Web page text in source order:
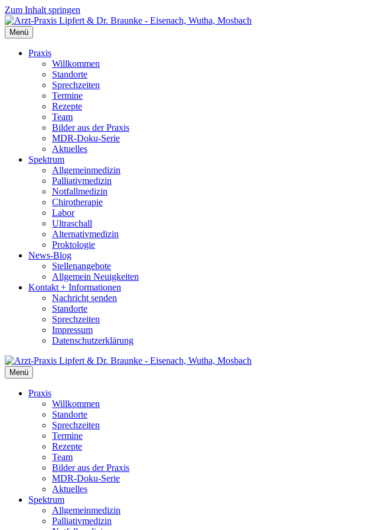
Zum Inhalt springen
Menü
Praxis
Willkommen
Standorte
Sprechzeiten
Termine
Rezepte
Team
Bilder aus der Praxis
MDR-Doku-Serie
Aktuelles
Spektrum
Allgemeinmedizin
Palliativmedizin
Notfallmedizin
Chirotherapie
Labor
Ultraschall
Alternativmedizin
Proktologie
News-Blog
Stellenangebote
Allgemein Neuigkeiten
Kontakt + Informationen
Nachricht senden
Standorte
Sprechzeiten
Impressum
Datenschutzerklärung
Menü
Praxis
Willkommen
Standorte
Sprechzeiten
Termine
Rezepte
Team
Bilder aus der Praxis
MDR-Doku-Serie
Aktuelles
Spektrum
Allgemeinmedizin
Palliativmedizin